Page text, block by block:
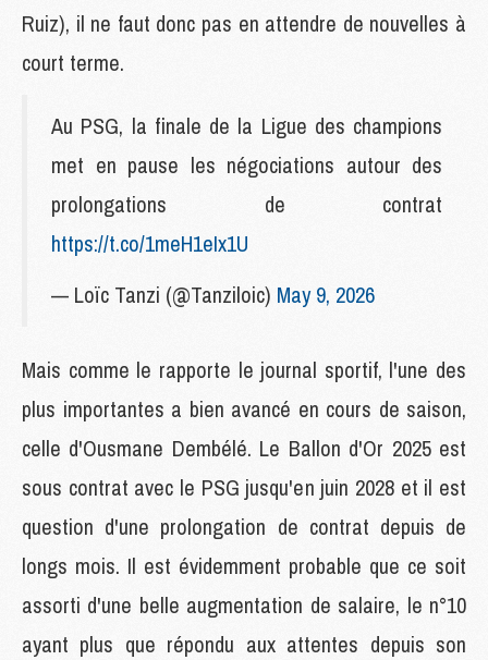
Ruiz), il ne faut donc pas en attendre de nouvelles à
court terme.
Au PSG, la finale de la Ligue des champions
met en pause les négociations autour des
prolongations de contrat
https://t.co/1meH1eIx1U
— Loïc Tanzi (@Tanziloic) May 9, 2026
Mais comme le rapporte le journal sportif, l'une des
plus importantes a bien avancé en cours de saison,
celle d'Ousmane Dembélé. Le Ballon d'Or 2025 est
sous contrat avec le PSG jusqu'en juin 2028 et il est
question d'une prolongation de contrat depuis de
longs mois. Il est évidemment probable que ce soit
assorti d'une belle augmentation de salaire, le n°10
ayant plus que répondu aux attentes depuis son